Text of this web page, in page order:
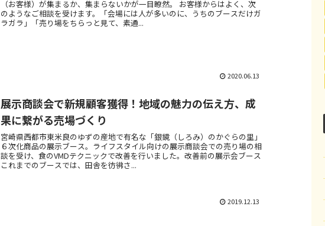
（お客様）が集まるか、集まらないかが一目瞭然。 お客様からはよく、次
のようなご相談を受けます。「会場には人が多いのに、うちのブースだけガ
ラガラ」「売り場をちらっと見て、素通...
2020.06.13
展示商談会で新規顧客獲得！地域の魅力の伝え方、成
果に繋がる売場づくり
宮崎県西都市東米良のゆずの産地で有名な「銀鏡（しろみ）のかぐらの里」
６次化商品の展示ブース。ライフスタイル向けの展示商談会での売り場の相
談を受け、食のVMDテクニックで改善を行いました。改善前の展示会ブース
これまでのブースでは、田舎を彷彿さ...
2019.12.13